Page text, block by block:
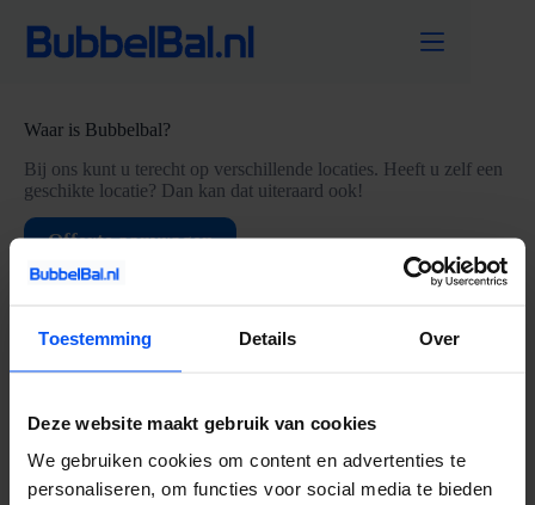
Toestemming Details Over
Deze website maakt gebruik van cookies
We gebruiken cookies om content en advertenties te
personaliseren, om functies voor social media te bieden
naar
Waar is Bubbelbal?
Bij ons kunt u terecht op verschillende locaties. Heeft u zelf een
geschikte locatie? Dan kan dat uiteraard ook!
Offerte aanvragen
Social media
Facebook
Twitter
Instagram
Contactinformatie